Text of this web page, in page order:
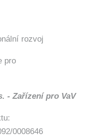
rozvoj
pro
- Zařízení pro VaV
0008646